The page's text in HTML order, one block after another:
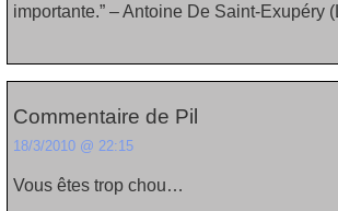
importante.” – Antoine De Saint-Exupéry
Commentaire de Pil
18/3/2010 @ 22:15
Vous êtes trop chou…